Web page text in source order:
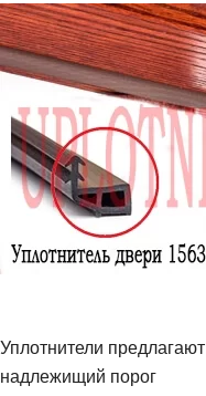
Уплотнители предлагают
надлежищий порог